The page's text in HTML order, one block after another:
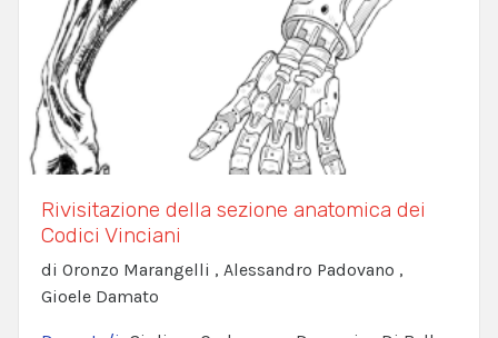
Rivisitazione della sezione anatomica dei
Codici Vinciani
di Oronzo Marangelli , Alessandro Padovano ,
Gioele Damato